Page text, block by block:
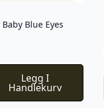
Blue Eyes
Legg I
Handlekurv